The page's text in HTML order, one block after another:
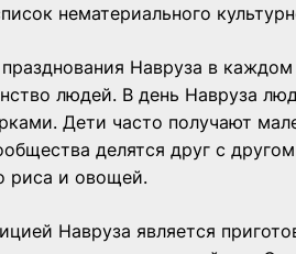
нематериального
Навруза в
людей. В день Навруза
Дети часто получают
делятся друг с
риса и овощей.
Навруза является